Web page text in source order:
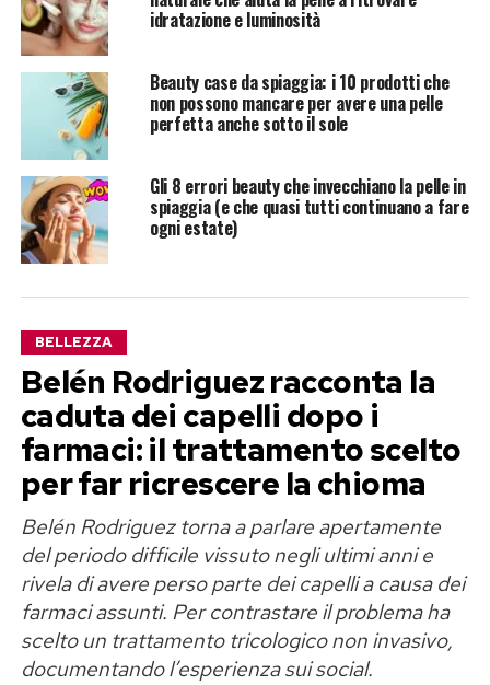
idratazione e luminosità
Beauty case da spiaggia: i 10 prodotti che
non possono mancare per avere una pelle
perfetta anche sotto il sole
Gli 8 errori beauty che invecchiano la pelle in
spiaggia (e che quasi tutti continuano a fare
ogni estate)
BELLEZZA
Belén Rodriguez racconta la
caduta dei capelli dopo i
farmaci: il trattamento scelto
per far ricrescere la chioma
Belén Rodriguez torna a parlare apertamente
del periodo difficile vissuto negli ultimi anni e
rivela di avere perso parte dei capelli a causa dei
farmaci assunti. Per contrastare il problema ha
scelto un trattamento tricologico non invasivo,
documentando l’esperienza sui social.